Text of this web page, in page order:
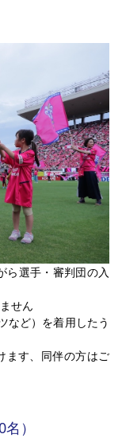
ら選手・審判団の入
せん
など）を着用したう
ます、同伴の方はご
）